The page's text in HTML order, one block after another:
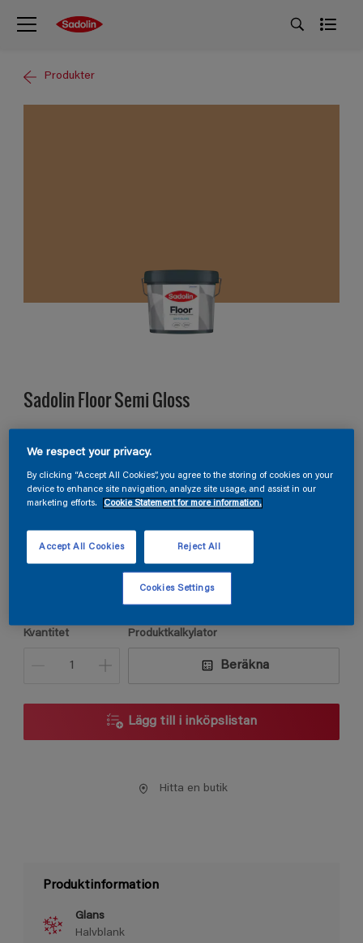
Produkter
Sadolin Floor Semi Gloss
E4.29.62
Förpackningsstorlek
2,5L
Kvantitet Produktkalkylator
Beräkna
Lägg till i inköpslistan
Hitta en butik
Produktinformation
Glans
Halvblank
We respect your privacy.
By clicking “Accept All Cookies”, you agree to the storing of cookies on your
device to enhance site navigation, analyze site usage, and assist in our
marketing efforts.
Cookie Statement for more information.
Reject All
Accept All Cookies
Cookies Settings